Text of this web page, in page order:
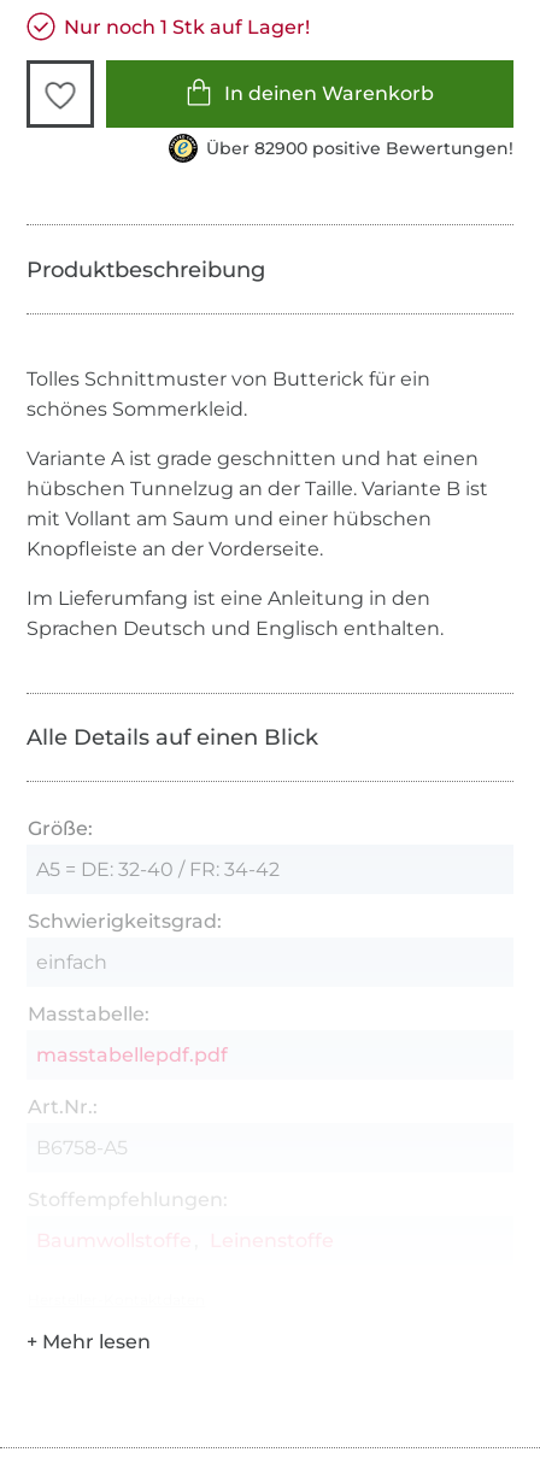
Nur noch 1 Stk auf Lager!
In deinen Warenkorb
Über 82900 positive Bewertungen!
Tolles Schnittmuster von Butterick für ein
schönes Sommerkleid.
Variante A ist grade geschnitten und hat einen
hübschen Tunnelzug an der Taille. Variante B ist
mit Vollant am Saum und einer hübschen
Knopfleiste an der Vorderseite.
Im Lieferumfang ist eine Anleitung in den
Sprachen Deutsch und Englisch enthalten.
Alle Details auf einen Blick
Größe:
A5 = DE: 32-40 / FR: 34-42
Schwierigkeitsgrad:
einfach
Masstabelle:
masstabellepdf.pdf
Art.Nr.:
B6758-A5
Stoffempfehlungen: